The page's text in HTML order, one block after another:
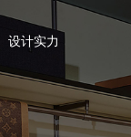
设计实力